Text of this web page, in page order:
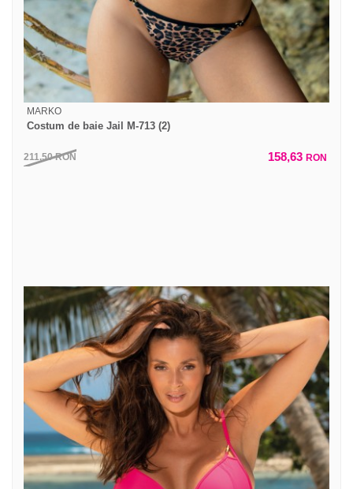
MARKO
Costum de baie Jail M-713 (2)
211,50RON 158,63 RON